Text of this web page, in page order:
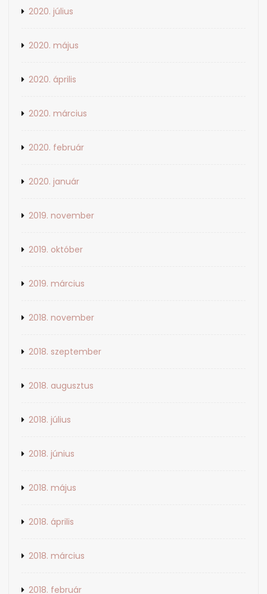
2020. július
2020. május
2020. április
2020. március
2020. február
2020. január
2019. november
2019. október
2019. március
2018. november
2018. szeptember
2018. augusztus
2018. július
2018. június
2018. május
2018. április
2018. március
2018. február